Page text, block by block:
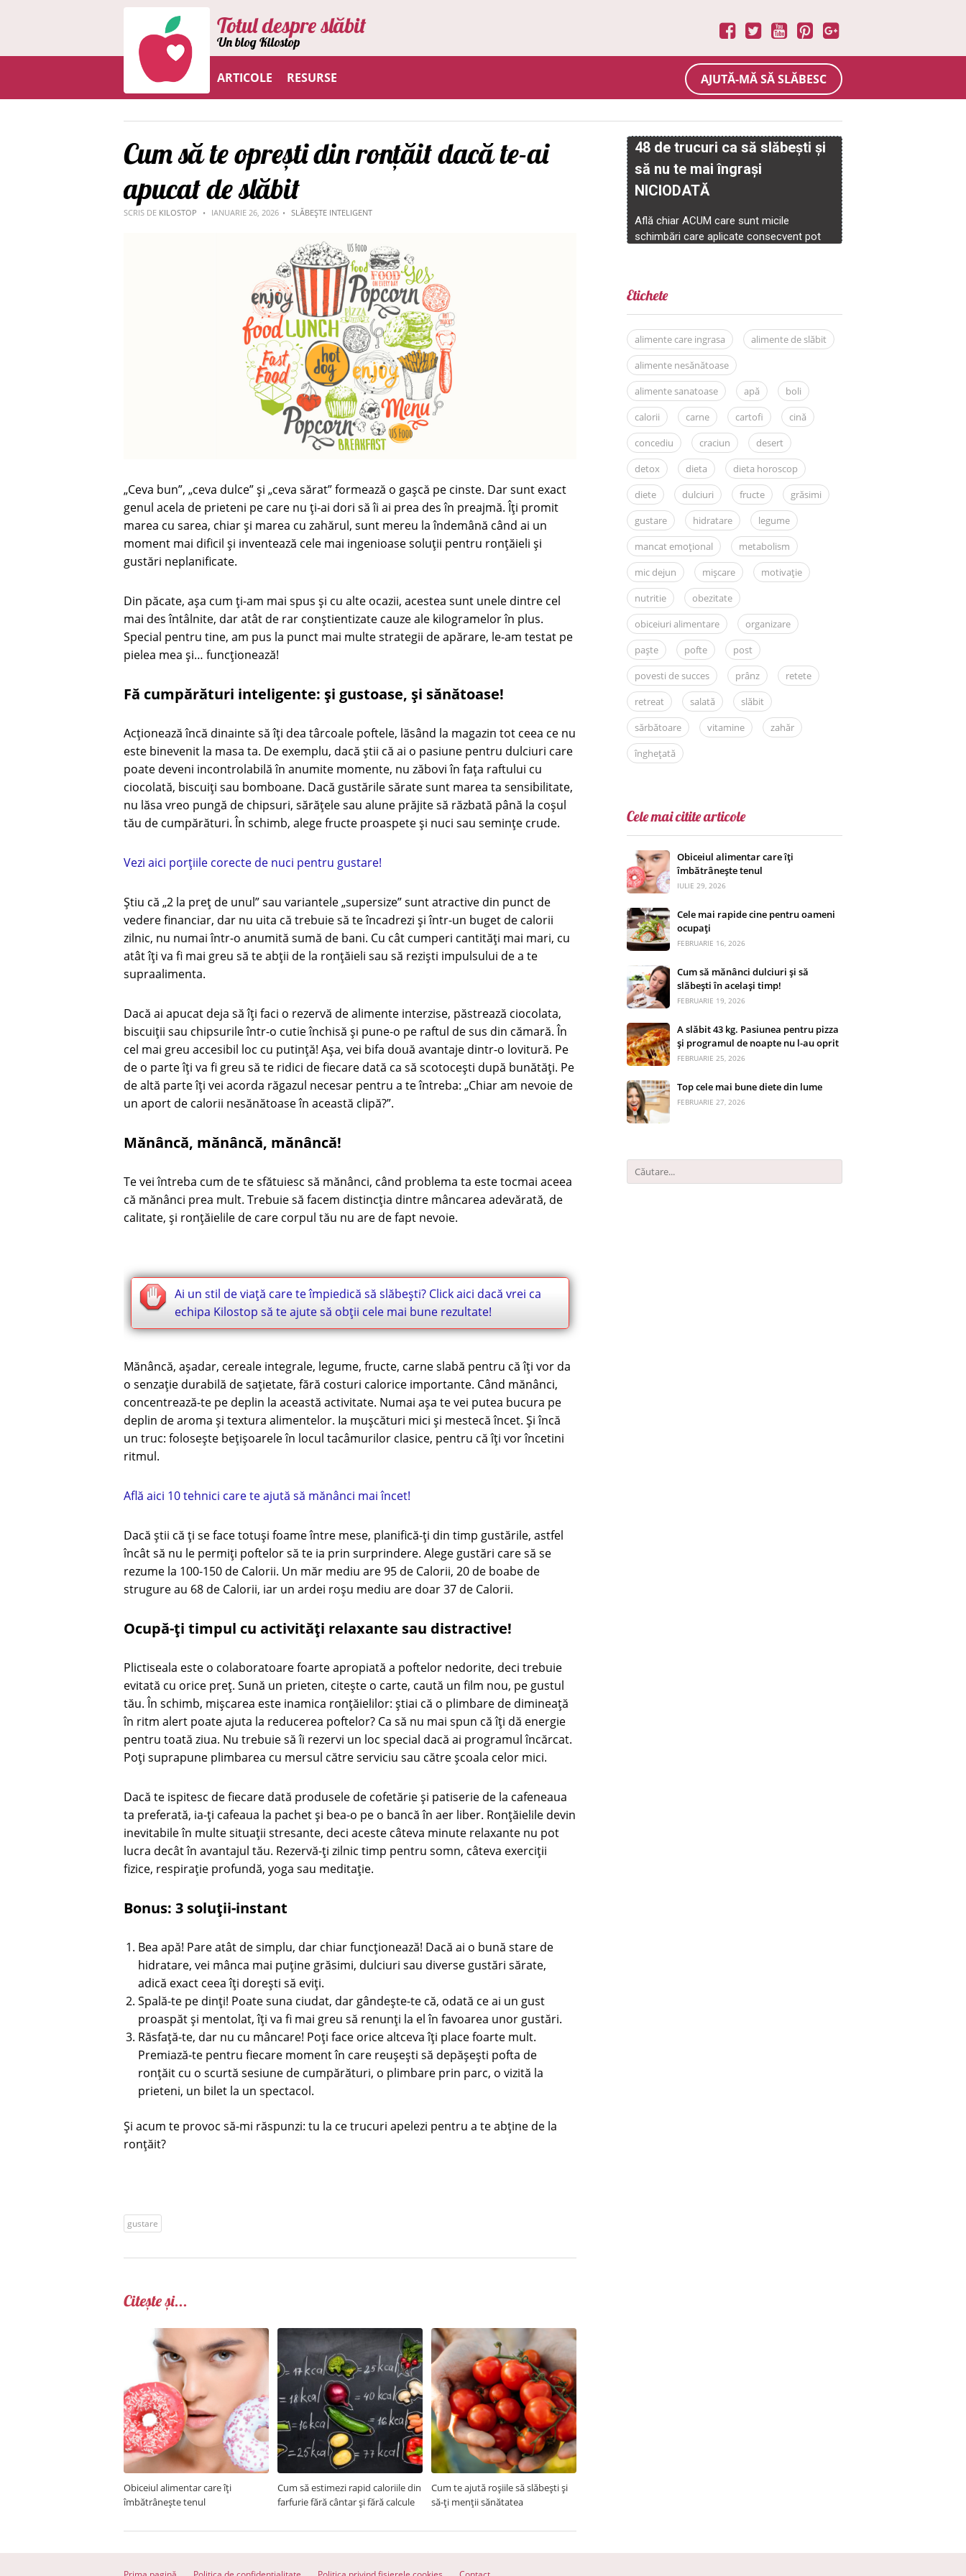
Totul despre slăbit
Un blog Kilostop
ARTICOLE RESURSE AJUTĂ-MĂ SĂ SLĂBESC
Cum să te oprești din ronțăit dacă te-ai
apucat de slăbit
SCRIS DE KILOSTOP IANUARIE 26, 2026 SLĂBEȘTE INTELIGENT
„Ceva bun”, „ceva dulce” și „ceva sărat” formează o gașcă pe cinste. Dar sunt exact
genul acela de prieteni pe care nu ți-ai dori să îi ai prea des în preajmă. Îți promit
marea cu sarea, chiar și marea cu zahărul, sunt mereu la îndemână când ai un
moment mai dificil și inventează cele mai ingenioase soluții pentru ronțăieli și
gustări neplanificate.
Din păcate, așa cum ți-am mai spus și cu alte ocazii, acestea sunt unele dintre cel
mai des întâlnite, dar atât de rar conștientizate cauze ale kilogramelor în plus.
Special pentru tine, am pus la punct mai multe strategii de apărare, le-am testat pe
pielea mea și… funcționează!
Fă cumpărături inteligente: și gustoase, și sănătoase!
Acționează încă dinainte să îți dea târcoale poftele, lăsând la magazin tot ceea ce nu
este binevenit la masa ta. De exemplu, dacă știi că ai o pasiune pentru dulciuri care
poate deveni incontrolabilă în anumite momente, nu zăbovi în fața raftului cu
ciocolată, biscuiți sau bomboane. Dacă gustările sărate sunt marea ta sensibilitate,
nu lăsa vreo pungă de chipsuri, sărățele sau alune prăjite să răzbată până la coșul
tău de cumpărături. În schimb, alege fructe proaspete și nuci sau semințe crude.
Vezi aici porțiile corecte de nuci pentru gustare!
Știu că „2 la preț de unul” sau variantele „supersize” sunt atractive din punct de
vedere financiar, dar nu uita că trebuie să te încadrezi și într-un buget de calorii
zilnic, nu numai într-o anumită sumă de bani. Cu cât cumperi cantități mai mari, cu
atât îți va fi mai greu să te abții de la ronțăieli sau să reziști impulsului de a te
supraalimenta.
Dacă ai apucat deja să îți faci o rezervă de alimente interzise, păstrează ciocolata,
biscuiții sau chipsurile într-o cutie închisă și pune-o pe raftul de sus din cămară. În
cel mai greu accesibil loc cu putință! Așa, vei bifa două avantaje dintr-o lovitură. Pe
de o parte îți va fi greu să te ridici de fiecare dată ca să scotocești după bunătăți. Pe
de altă parte îți vei acorda răgazul necesar pentru a te întreba: „Chiar am nevoie de
un aport de calorii nesănătoase în această clipă?”.
Mănâncă, mănâncă, mănâncă!
Te vei întreba cum de te sfătuiesc să mănânci, când problema ta este tocmai aceea
că mănânci prea mult. Trebuie să facem distincția dintre mâncarea adevărată, de
calitate, și ronțăielile de care corpul tău nu are de fapt nevoie.
Ai un stil de viață care te împiedică să slăbești? Click aici dacă vrei ca
echipa Kilostop să te ajute să obții cele mai bune rezultate!
Mănâncă, așadar, cereale integrale, legume, fructe, carne slabă pentru că îți vor da
o senzație durabilă de sațietate, fără costuri calorice importante. Când mănânci,
concentrează-te pe deplin la această activitate. Numai așa te vei putea bucura pe
deplin de aroma și textura alimentelor. Ia mușcături mici și mestecă încet. Și încă
un truc: folosește bețișoarele în locul tacâmurilor clasice, pentru că îți vor încetini
ritmul.
Află aici 10 tehnici care te ajută să mănânci mai încet!
Dacă știi că ți se face totuși foame între mese, planifică-ți din timp gustările, astfel
încât să nu le permiți poftelor să te ia prin surprindere. Alege gustări care să se
rezume la 100-150 de Calorii. Un măr mediu are 95 de Calorii, 20 de boabe de
strugure au 68 de Calorii, iar un ardei roșu mediu are doar 37 de Calorii.
Ocupă-ți timpul cu activități relaxante sau distractive!
Plictiseala este o colaboratoare foarte apropiată a poftelor nedorite, deci trebuie
evitată cu orice preț. Sună un prieten, citește o carte, caută un film nou, pe gustul
tău. În schimb, mișcarea este inamica ronțăielilor: știai că o plimbare de dimineață
în ritm alert poate ajuta la reducerea poftelor? Ca să nu mai spun că îți dă energie
pentru toată ziua. Nu trebuie să îi rezervi un loc special dacă ai programul încărcat.
Poți suprapune plimbarea cu mersul către serviciu sau către școala celor mici.
Dacă te ispitesc de fiecare dată produsele de cofetărie și patiserie de la cafeneaua
ta preferată, ia-ți cafeaua la pachet și bea-o pe o bancă în aer liber. Ronțăielile devin
inevitabile în multe situații stresante, deci aceste câteva minute relaxante nu pot
lucra decât în avantajul tău. Rezervă-ți zilnic timp pentru somn, câteva exerciții
fizice, respirație profundă, yoga sau meditație.
Bonus: 3 soluții-instant
Bea apă! Pare atât de simplu, dar chiar funcționează! Dacă ai o bună stare de
hidratare, vei mânca mai puține grăsimi, dulciuri sau diverse gustări sărate,
adică exact ceea îți dorești să eviți.
Spală-te pe dinți! Poate suna ciudat, dar gândește-te că, odată ce ai un gust
proaspăt și mentolat, îți va fi mai greu să renunți la el în favoarea unor gustări.
Răsfață-te, dar nu cu mâncare! Poți face orice altceva îți place foarte mult.
Premiază-te pentru fiecare moment în care reușești să depășești pofta de
ronțăit cu o scurtă sesiune de cumpărături, o plimbare prin parc, o vizită la
prieteni, un bilet la un spectacol.
Și acum te provoc să-mi răspunzi: tu la ce trucuri apelezi pentru a te abține de la
ronțăit?
gustare
Citește și...
Obiceiul alimentar care îți
îmbătrânește tenul
Cum să estimezi rapid caloriile din
farfurie fără cântar și fără calcule
Cum te ajută roșiile să slăbești și
să-ți menții sănătatea
Etichete
alimente care ingrasa
alimente de slăbit
alimente nesănătoase
alimente sanatoase
apă
boli
calorii
carne cartofi
cină
concediu
craciun
desert
detox
dieta
dieta horoscop
diete
dulciuri fructe
grăsimi
gustare
hidratare
legume
mancat emoțional
metabolism
mic dejun
mișcare
motivație
nutritie
obezitate
obiceiuri alimentare
organizare
paște
pofte
post
povesti de succes
prânz
retete
retreat
salată
slăbit
sărbătoare
vitamine
zahăr
înghețată
Cele mai citite articole
Obiceiul alimentar care îți
îmbătrânește tenul
IULIE 29, 2026
Cele mai rapide cine pentru oameni
ocupați
FEBRUARIE 16, 2026
Cum să mănânci dulciuri și să
slăbești în același timp!
FEBRUARIE 19, 2026
A slăbit 43 kg. Pasiunea pentru pizza
și programul de noapte nu l-au oprit
FEBRUARIE 25, 2026
Top cele mai bune diete din lume
FEBRUARIE 27, 2026